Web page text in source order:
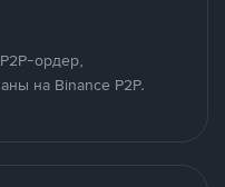
ордер,
на Binance P2P.